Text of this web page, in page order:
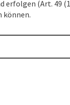
(Art. 49
können.